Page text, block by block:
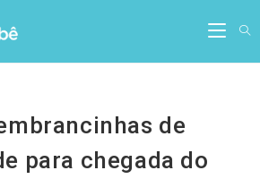
de
para chegada do